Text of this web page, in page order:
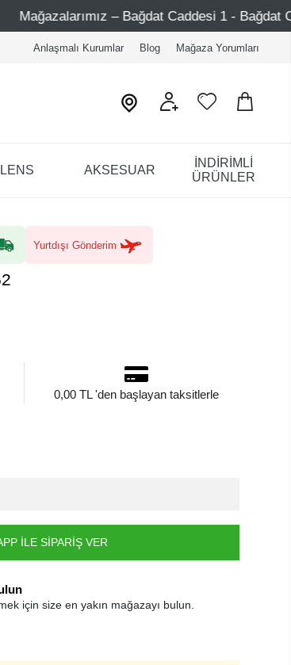
– Bağdat Caddesi 1 - Bağdat Caddesi 2 -
Anlaşmalı Kurumlar Blog Mağaza Yorumları
LENS AKSESUAR
İNDİRİMLİ
ÜRÜNLER
Yurtdışı Gönderim
0,00 TL 'den başlayan taksitlerle
İLE SİPARİŞ VER
için size en yakın mağazayı bulun.